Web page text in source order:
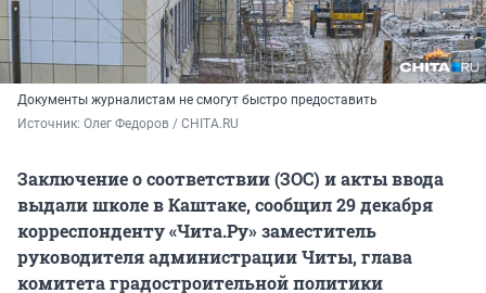
Документы журналистам не смогут быстро предоставить
Источник: Олег Федоров / CHITA.RU
Заключение о соответствии (ЗОС) и акты ввода
выдали школе в Каштаке, сообщил 29 декабря
корреспонденту «Чита.Ру» заместитель
руководителя администрации Читы, глава
комитета градостроительной политики